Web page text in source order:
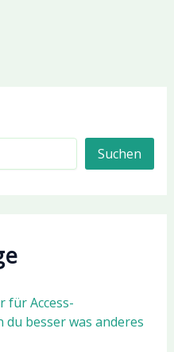
Suchen
für Access-
besser was anderes